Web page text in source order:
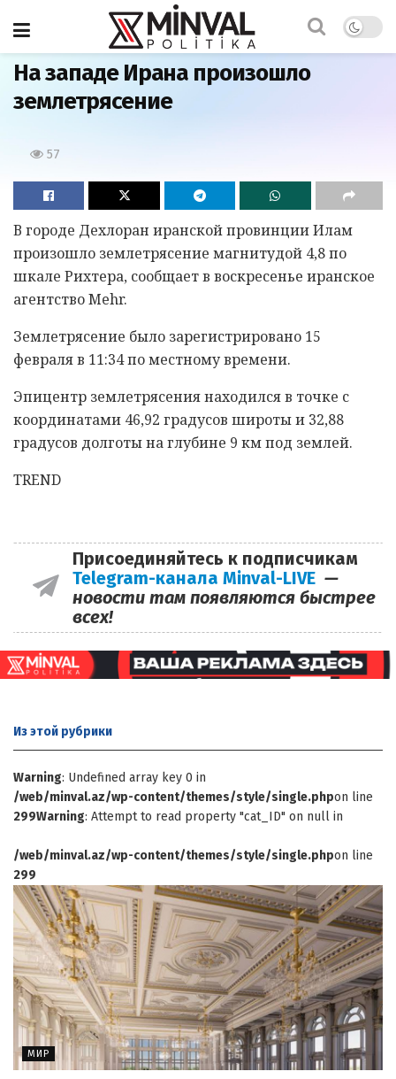
Главная
На западе Ирана произошло
землетрясение
57
В городе Дехлоран иранской провинции Илам
произошло землетрясение магнитудой 4,8 по
шкале Рихтера, сообщает в воскресенье иранское
агентство Mehr.
Землетрясение было зарегистрировано 15
февраля в 11:34 по местному времени.
Эпицентр землетрясения находился в точке с
координатами 46,92 градусов широты и 32,88
градусов долготы на глубине 9 км под землей.
TREND
Присоединяйтесь к подписчикам
Telegram-канала Minval-LIVE —
новости там появляются быстрее
всех!
Из этой рубрики
Warning: Undefined array key 0 in
/web/minval.az/wp-content/themes/style/single.phpon line
299Warning: Attempt to read property "cat_ID" on null in
/web/minval.az/wp-content/themes/style/single.phpon line
299
МИР